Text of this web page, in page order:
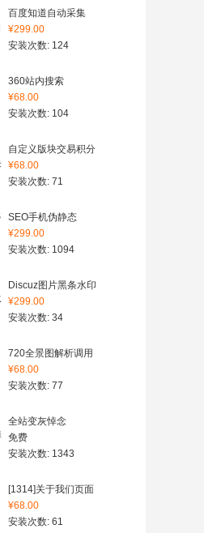
百度知道自动采集
¥299.00
安装次数: 124
360站内搜索
¥68.00
安装次数: 104
自定义版块交易积分
¥68.00
安装次数: 71
SEO手机伪静态
¥299.00
安装次数: 1094
Discuz图片黑条水印
¥299.00
安装次数: 34
720全景图解析调用
¥68.00
安装次数: 77
全站变灰悼念
免费
安装次数: 1343
[1314]关于我们页面
¥68.00
安装次数: 61